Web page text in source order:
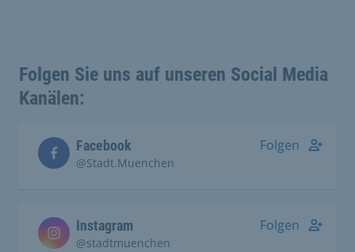
Folgen Sie uns auf unseren Social Media
Kanälen:
Facebook
@Stadt.Muenchen
Folgen
Instagram
@stadtmuenchen
Folgen